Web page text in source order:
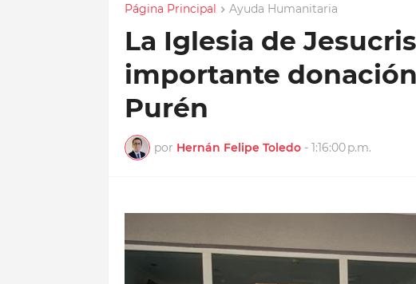
Página Principal Ayuda Humanitaria
La Iglesia de
importante
Purén
por Hernán Felipe Toledo - 1:16:00 p.m.